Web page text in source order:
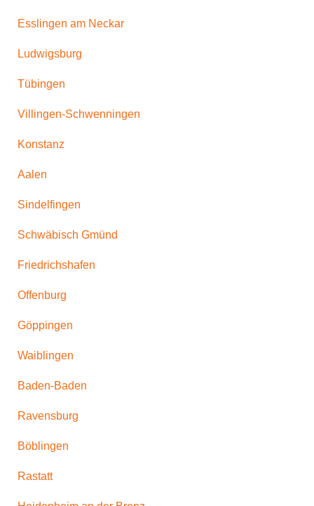
Esslingen am Neckar
Ludwigsburg
Tübingen
Villingen-Schwenningen
Konstanz
Aalen
Sindelfingen
Schwäbisch Gmünd
Friedrichshafen
Offenburg
Göppingen
Waiblingen
Baden-Baden
Ravensburg
Böblingen
Rastatt